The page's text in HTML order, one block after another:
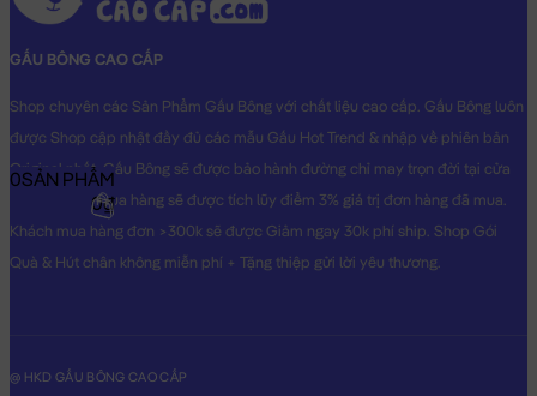
GẤU BÔNG CAO CẤP
Shop chuyên các Sản Phẩm Gấu Bông với chất liệu cao cấp. Gấu Bông luôn
được Shop cập nhật đầy đủ các mẫu Gấu Hot Trend & nhập về phiên bản
Original nhất. Gấu Bông sẽ được bảo hành đường chỉ may trọn đời tại cửa
hàng, Khách mua hàng sẽ được tích lũy điểm 3% giá trị đơn hàng đã mua.
Khách mua hàng đơn >300k sẽ được Giảm ngay 30k phí ship. Shop Gói
Quà & Hút chân không miễn phí + Tặng thiệp gửi lời yêu thương.
@ HKD GẤU BÔNG CAO CẤP
0SẢN PHẨM
0₫